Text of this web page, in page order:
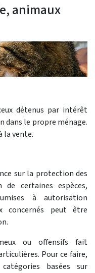
animaux
détenus par intérêt
dans le propre ménage.
la vente.
sur la protection des
certaines espèces,
à autorisation
concernés peut être
ou offensifs fait
Pour ce faire,
basées sur